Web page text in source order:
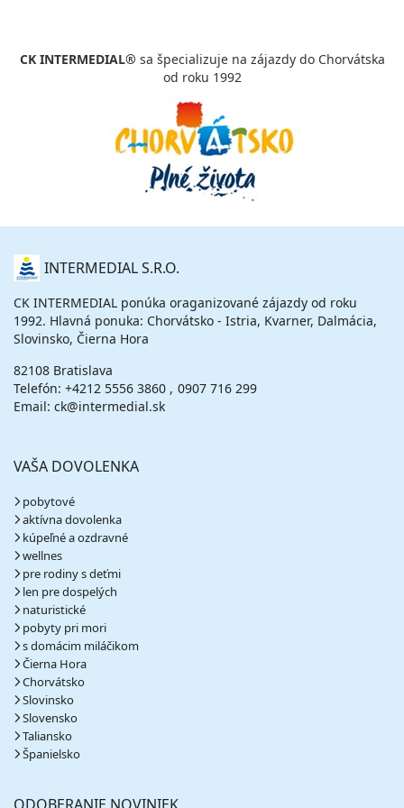
26.09. - 03.10.26 sobota - sobota
vypočítať cenu
utorok - nedeľa
vlastná
CK INTERMEDIAL® sa špecializuje na zájazdy do Chorvátska
od roku 1992
O
NÁS INTERMEDIAL S.R.O.
CK INTERMEDIAL ponúka oraganizované zájazdy od roku
1992. Hlavná ponuka: Chorvátsko - Istria, Kvarner, Dalmácia,
Slovinsko, Čierna Hora
82108 Bratislava
Telefón: +4212 5556 3860
0907 716 299
Email: ck@intermedial.sk
VAŠA DOVOLENKA
pobytové
aktívna dovolenka
kúpeľné a ozdravné
wellnes
pre rodiny s deťmi
len pre dospelých
naturistické
pobyty pri mori
s domácim miláčikom
Čierna Hora
Chorvátsko
Slovinsko
Slovensko
Taliansko
Španielsko